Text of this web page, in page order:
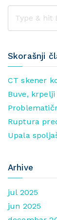
Skorašnji
CT skener
Buve,
Ruptura
Upala
Arhive
jul 2025
jun 2025